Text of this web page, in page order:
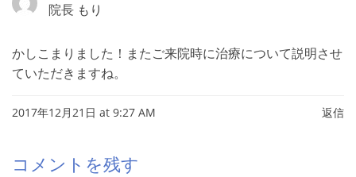
院長 もり
かしこまりました！またご来院時に治療について説明させ
ていただきますね。
2017年12月21日 at 9:27 AM 返信
コメントを残す